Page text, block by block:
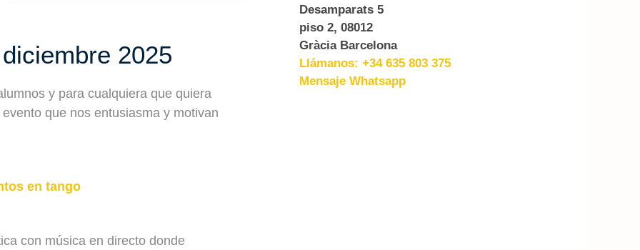
2025
y para cualquiera que quiera
que nos entusiasma y motivan
en tango
con música en directo donde
Desamparats 5
piso 2, 08012
Gràcia Barcelona
Llámanos: +34 635 803 375
Mensaje Whatsapp